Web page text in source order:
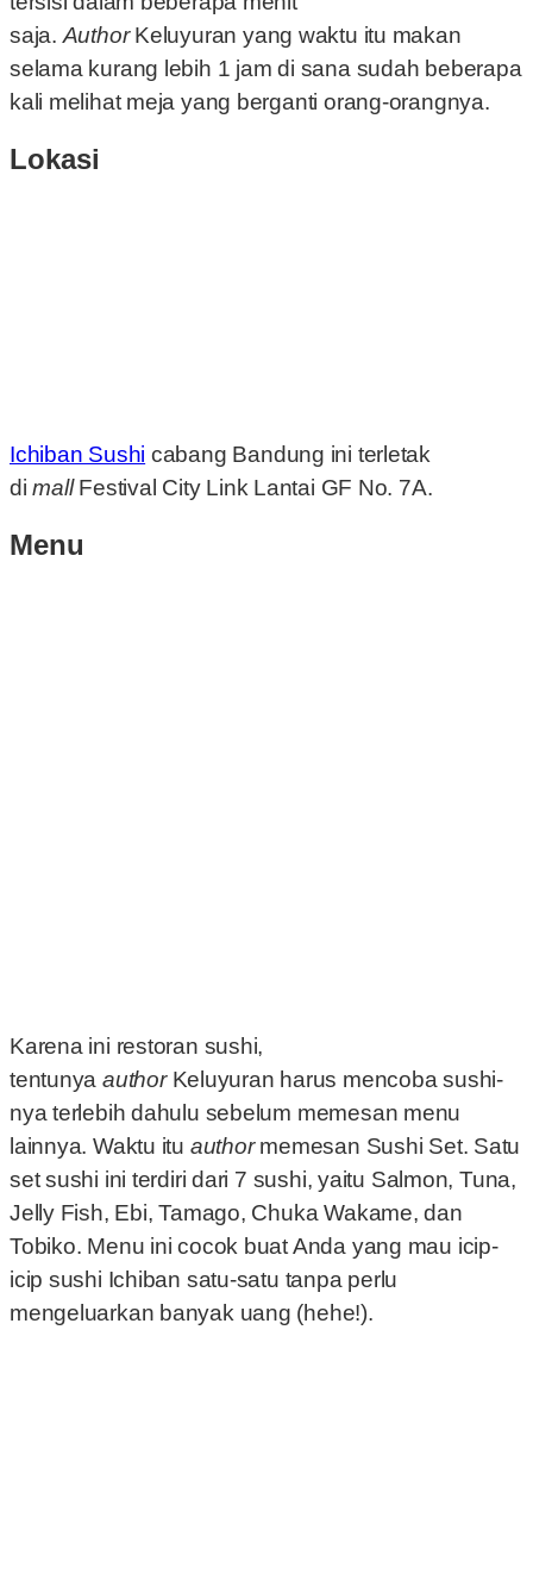
saja.AuthorKeluyuran yang waktu itu makan
selama kurang lebih 1 jam di sana sudah beberapa
kali melihat meja yang berganti orang-orangnya.
Lokasi
Ichiban Sushi cabang Bandung ini terletak
dimallFestival City Link Lantai GF No. 7A.
Menu
Karena ini restoran sushi,
tentunyaauthor Keluyuran harus mencoba sushi-
nya terlebih dahulu sebelum memesan menu
lainnya. Waktu itu authormemesan Sushi Set. Satu
set sushi ini terdiri dari 7 sushi, yaitu Salmon, Tuna,
Jelly Fish, Ebi, Tamago, Chuka Wakame, dan
Tobiko. Menu ini cocok buat Anda yang mau icip-
icip sushi Ichiban satu-satu tanpa perlu
mengeluarkan banyak uang (hehe!).